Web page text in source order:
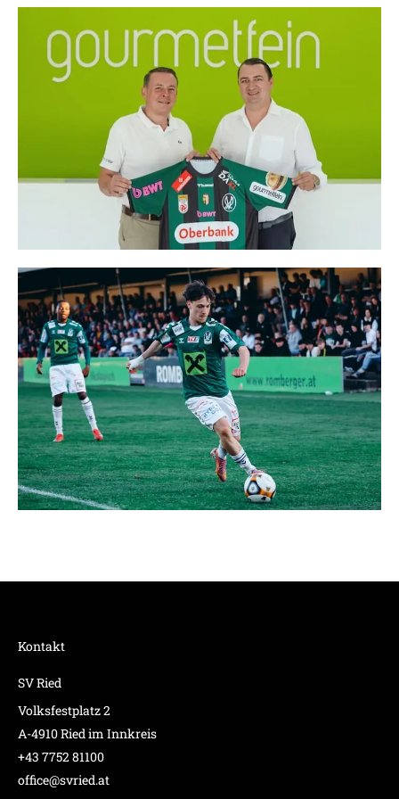
Kontakt
SV Ried
Volksfestplatz 2
A-4910 Ried im Innkreis
+43 7752 81100
office@svried.at